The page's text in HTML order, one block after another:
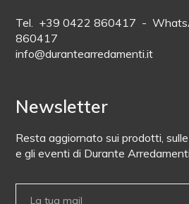
Tel. +39 0422 860417 -
860417
info@durantearredamenti.it
Newsletter
Resta aggiornato sui prodotti,
e gli eventi di Durante